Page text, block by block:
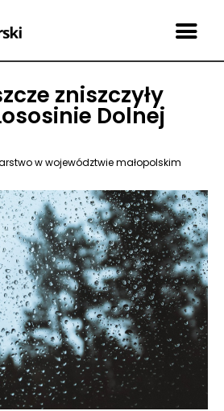
zniszczyły
Dolnej
w województwie małopolskim